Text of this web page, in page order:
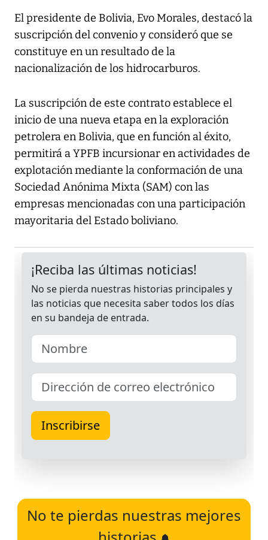
El presidente de Bolivia, Evo Morales, destacó la
suscripción del convenio y consideró que se
constituye en un resultado de la
nacionalización de los hidrocarburos.
La suscripción de este contrato establece el
inicio de una nueva etapa en la exploración
petrolera en Bolivia, que en función al éxito,
permitirá a YPFB incursionar en actividades de
explotación mediante la conformación de una
Sociedad Anónima Mixta (SAM) con las
empresas mencionadas con una participación
mayoritaria del Estado boliviano.
No te pierdas nuestras mejores